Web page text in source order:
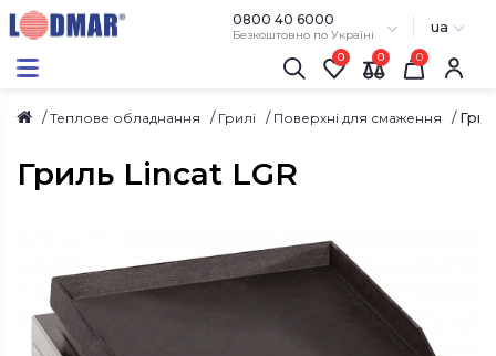
0800 40 6000
Безкоштовно по Україні ua
0 0
Теплове обладнання Грилі Поверхні для смаження
Гриль Lincat LGR